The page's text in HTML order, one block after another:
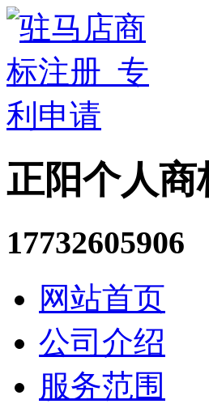
正阳个人
17732605906
网站首页
公司介绍
服务范围